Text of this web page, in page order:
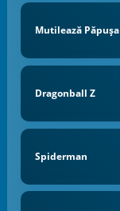
Mutilează Păpușa
Dragonball Z
Spiderman